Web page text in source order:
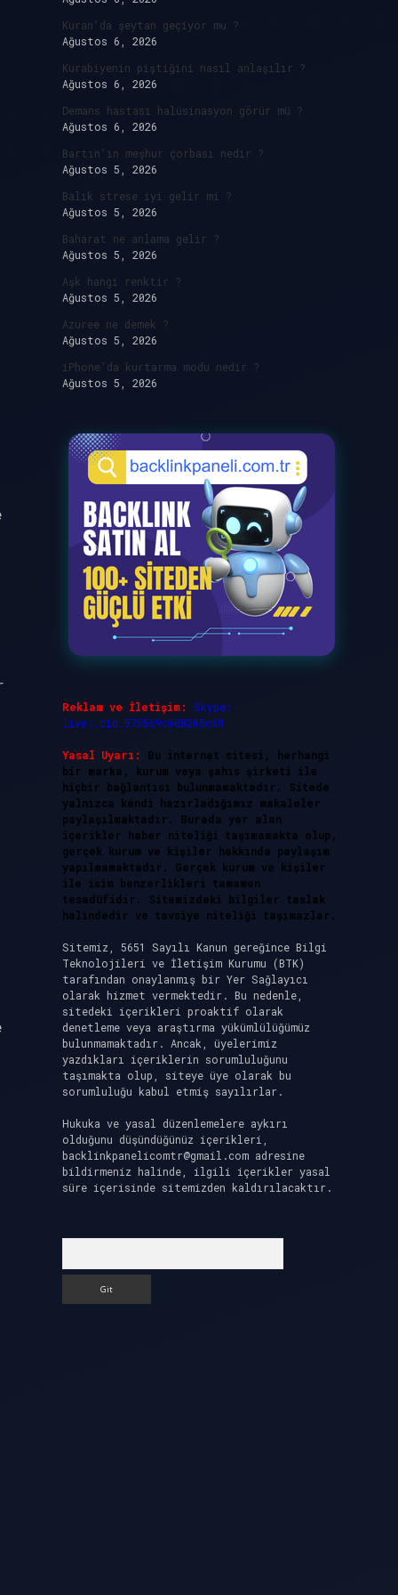
Kuran’da şeytan geçiyor mu ?
Ağustos 6, 2026
Kurabiyenin piştiğini nasıl anlaşılır ?
Ağustos 6, 2026
Demans hastası halüsinasyon görür mü ?
Ağustos 6, 2026
Bartın’ın meşhur çorbası nedir ?
Ağustos 5, 2026
Balık strese iyi gelir mi ?
Ağustos 5, 2026
Baharat ne anlama gelir ?
Ağustos 5, 2026
Aşk hangi renktir ?
Ağustos 5, 2026
Azuree ne demek ?
Ağustos 5, 2026
iPhone’da kurtarma modu nedir ?
Ağustos 5, 2026
Reklam ve İletişim:
Skype:
live:.cid.575569c608265c69
Yasal Uyarı:
Bu internet sitesi, herhangi
bir marka, kurum veya şahıs şirketi ile
hiçbir bağlantısı bulunmamaktadır. Sitede
yalnızca kendi hazırladığımız makaleler
paylaşılmaktadır. Burada yer alan
içerikler haber niteliği taşımamakta olup,
gerçek kurum ve kişiler hakkında paylaşım
yapılmamaktadır. Gerçek kurum ve kişiler
ile isim benzerlikleri tamamen
tesadüfidir. Sitemizdeki bilgiler taslak
halindedir ve tavsiye niteliği taşımazlar.
Sitemiz, 5651 Sayılı Kanun gereğince Bilgi
Teknolojileri ve İletişim Kurumu (BTK)
tarafından onaylanmış bir Yer Sağlayıcı
olarak hizmet vermektedir. Bu nedenle,
sitedeki içerikleri proaktif olarak
denetleme veya araştırma yükümlülüğümüz
bulunmamaktadır. Ancak, üyelerimiz
yazdıkları içeriklerin sorumluluğunu
taşımakta olup, siteye üye olarak bu
sorumluluğu kabul etmiş sayılırlar.
Hukuka ve yasal düzenlemelere aykırı
olduğunu düşündüğünüz içerikleri,
backlinkpanelicomtr@gmail.comadresine
bildirmeniz halinde, ilgili içerikler yasal
süre içerisinde sitemizden kaldırılacaktır.